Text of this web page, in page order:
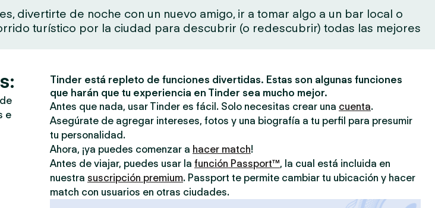
divertirte de noche con un nuevo amigo, ir a tomar algo a un bar local o
turístico por la ciudad para descubrir (o redescubrir) todas las mejores
e
Tinder está repleto de funciones divertidas. Estas son algunas funciones
que harán que tu experiencia en Tinder sea mucho mejor.
Antes que nada, usar Tinder es fácil. Solo necesitas crear una cuenta.
Asegúrate de agregar intereses, fotos y una biografía a tu perfil para presumir
tu personalidad.
Ahora, ¡ya puedes comenzar a hacer match!
Antes de viajar, puedes usar la función Passport™, la cual está incluida en
nuestra suscripción premium. Passport te permite cambiar tu ubicación y hacer
match con usuarios en otras ciudades.